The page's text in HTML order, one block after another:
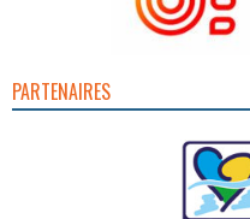
PARTENAIRES